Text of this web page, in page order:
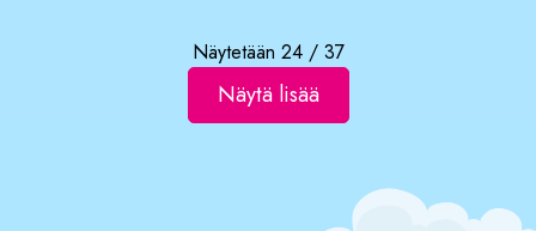
Näytetään 24/ 37
Näytä lisää